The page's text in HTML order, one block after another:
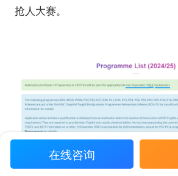
抢人大赛。
（预计在9月中旬开放
在线咨询